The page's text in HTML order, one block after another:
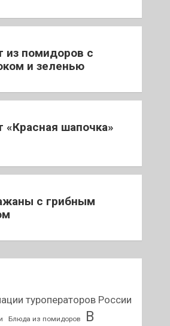
из помидоров с
и зеленью
«Красная шапочка»
с грибным
туроператоров России
Блюда из помидоров
В